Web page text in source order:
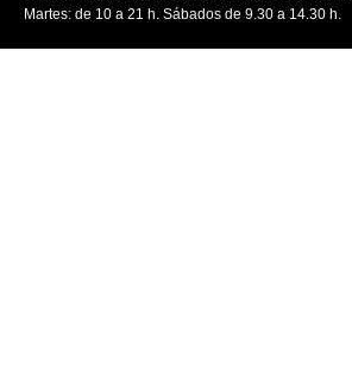
Martes: de 10 a 21 h. Sábados de 9.30 a 14.30 h.